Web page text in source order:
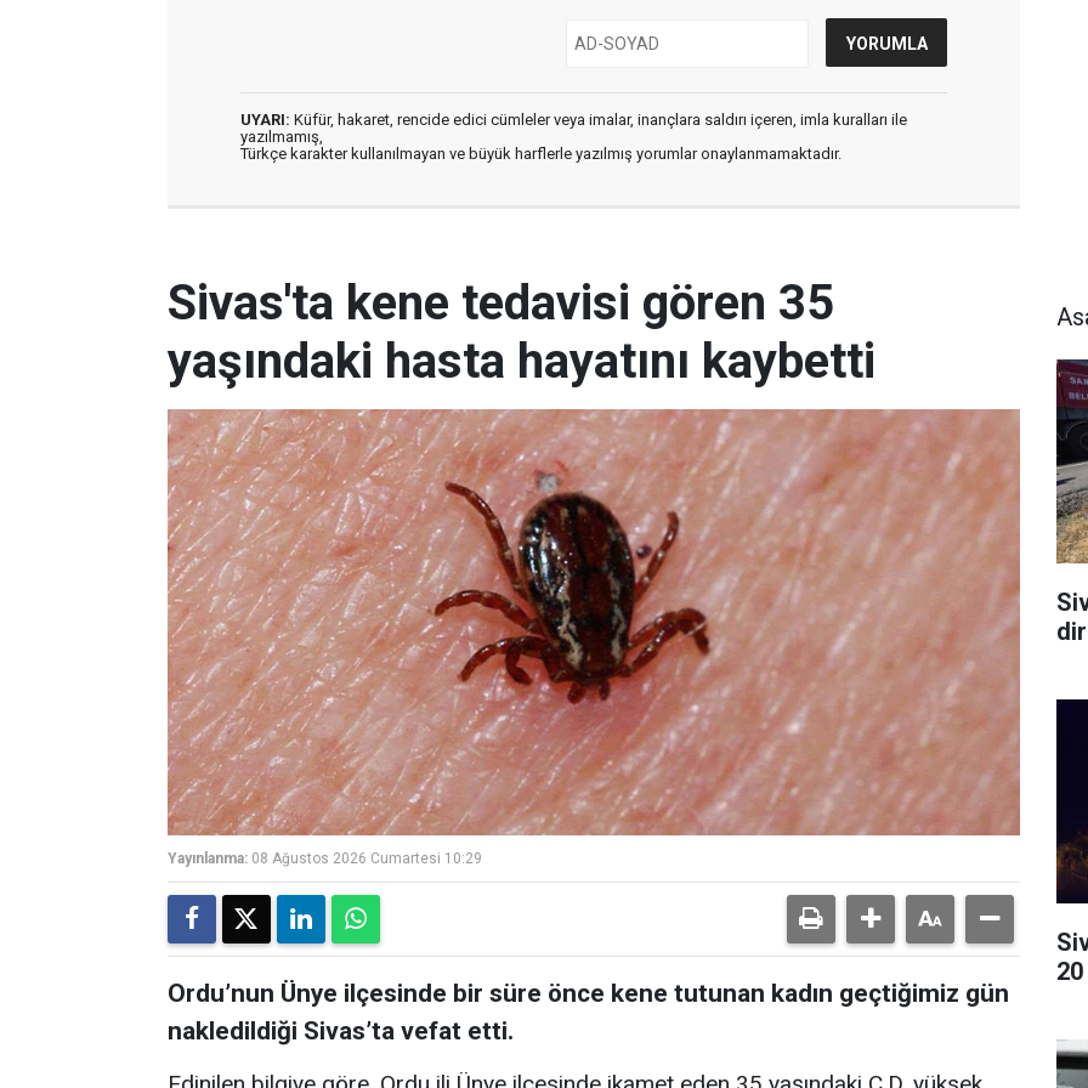
UYARI: Küfür, hakaret, rencide edici cümleler veya imalar, inançlara saldırı içeren, imla kuralları ile
yazılmamış,
Türkçe karakter kullanılmayan ve büyük harflerle yazılmış yorumlar onaylanmamaktadır.
Sivas'ta kene tedavisi gören 35
yaşındaki hasta hayatını kaybetti
Yayınlanma: 08 Ağustos 2026 Cumartesi 10:29
Ordu’nun Ünye ilçesinde bir süre önce kene tutunan kadın geçtiğimiz gün
nakledildiği Sivas’ta vefat etti.